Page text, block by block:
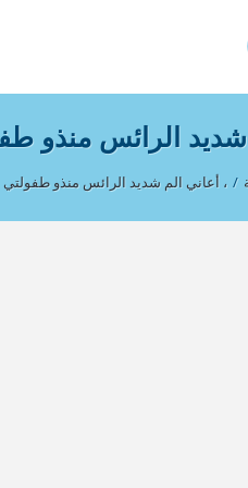
شديد الرائس منذو
/ ، أعاني الم شديد الرائس منذو طفولتي